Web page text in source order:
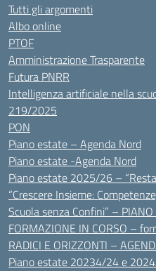
Tutti gli argomenti
Albo online
PTOF
Amministrazione Trasparente
Futura PNRR
Intelligenza artificiale nella
219/2025
PON
Piano estate – Agenda Nord
Piano estate -Agenda Nord
Piano estate 2025/26 –
“Crescere Insieme:
Scuola senza Confini” –
FORMAZIONE IN CORSO –
RADICI E ORIZZONTI –
Piano estate 20234/24 e